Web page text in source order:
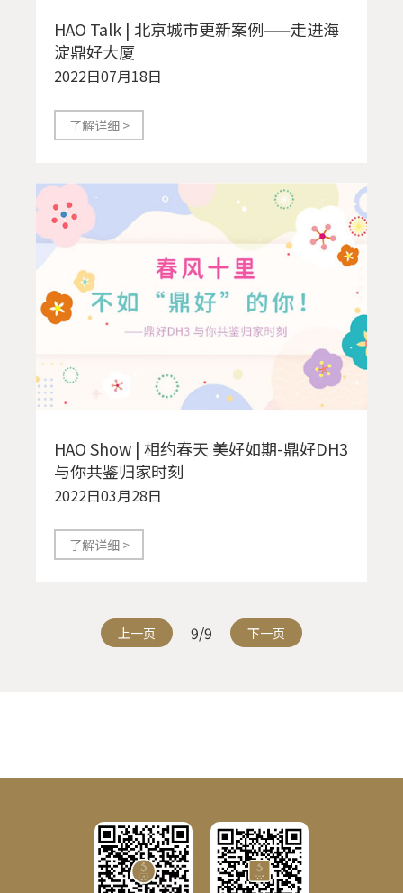
HAO Talk | 北京城市更新案例——走进海
淀鼎好大厦
2022日07月18日
了解详细 >
HAO Show | 相约春天 美好如期-鼎好DH3
与你共鉴归家时刻
2022日03月28日
了解详细 >
上一页 9/9 下一页